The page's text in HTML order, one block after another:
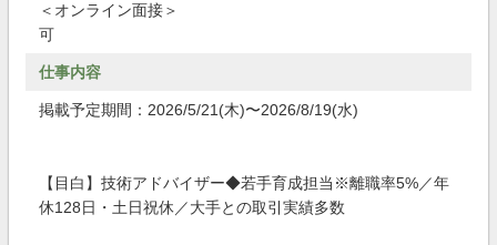
＜オンライン面接＞
可
仕事内容
掲載予定期間：2026/5/21(木)〜2026/8/19(水)
【目白】技術アドバイザー◆若手育成担当※離職率5%／年
休128日・土日祝休／大手との取引実績多数